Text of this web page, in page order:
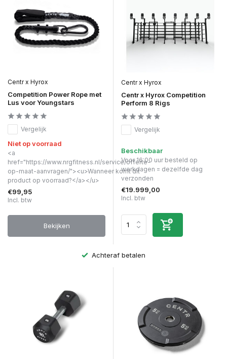
Centr x Hyrox
Competition Power Rope met
Lus voor Youngstars
Vergelijk
Niet op voorraad
<a
href="https://www.nrgfitness.nl/service/offerte-
op-maat-aanvragen/"><u>Wanneer komt dit
product op voorraad?</a></u>
€99,95
Incl. btw
Bekijken
Centr x Hyrox
Centr x Hyrox Competition
Perform 8 Rigs
Vergelijk
Beschikbaar
Voor 16:00 uur besteld op
werkdagen = dezelfde dag
verzonden
€19.999,00
Incl. btw
Achteraf betalen